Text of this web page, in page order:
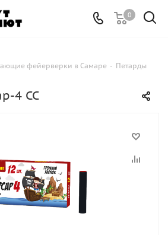
0
фейерверки в Самаре - Петарды
4 СС